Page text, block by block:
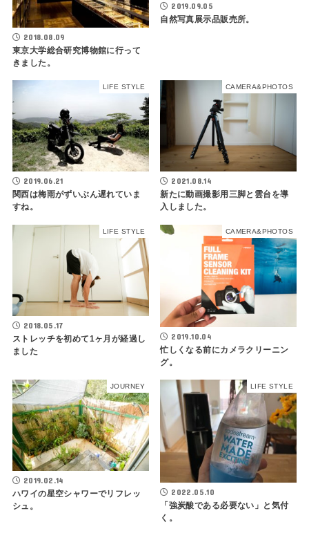
2018.08.09
東京大学総合研究博物館に行って
きました。
2019.09.05
自然写真展示品販売所。
LIFE STYLE
2019.06.21
関西は梅雨がずいぶん遅れていま
すね。
CAMERA&PHOTOS
2021.08.14
新たに動画撮影用三脚と雲台を導
入しました。
LIFE STYLE
2018.05.17
ストレッチを初めて1ヶ月が経過し
ました
CAMERA&PHOTOS
2019.10.04
忙しくなる前にカメラクリーニン
グ。
JOURNEY
2019.02.14
ハワイの星空シャワーでリフレッ
シュ。
LIFE STYLE
2022.05.10
「強炭酸である必要ない」と気付
く。